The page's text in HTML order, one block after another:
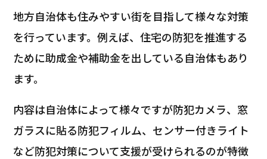
地方自治体も住みやすい街を目指して様々な対策
を行っています。例えば、住宅の防犯を推進する
ために助成金や補助金を出している自治体もあり
ます。
内容は自治体によって様々ですが防犯カメラ、窓
ガラスに貼る防犯フィルム、センサー付きライト
など防犯対策について支援が受けられるのが特徴